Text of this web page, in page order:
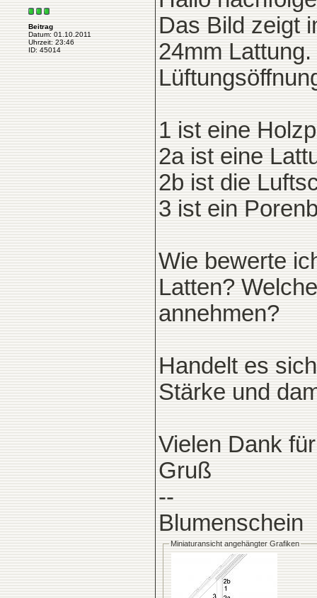
Beitrag
Datum: 01.10.2011
Uhrzeit: 23:46
ID: 45014
Das Bild zeigt
24mm Lattung.
1 ist eine
2a ist eine
2b ist die
3 ist ein
Wie bewerte
Latten?
annehmen?
Handelt es
Stärke und
Vielen Dank
Gruß
--
Blumenschein
Miniaturansicht angehängter Grafiken